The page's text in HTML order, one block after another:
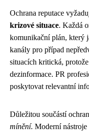
Ochrana reputace
krizové situace. Každá
komunikační plán, který
kanály pro případ
situacích kritická,
dezinformace. PR
poskytovat relevantní
Důležitou součástí
mínění. Moderní